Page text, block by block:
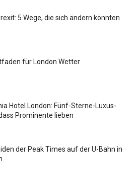
5 Wege, die sich ändern könnten
für London Wetter
Hotel London: Fünf-Sterne-Luxus-
Prominente lieben
der Peak Times auf der U-Bahn in